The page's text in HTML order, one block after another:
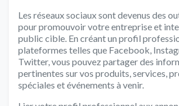
Les réseaux sociaux sont devenus des
pour promouvoir votre entreprise et
public cible. En créant un profil
plateformes telles que Facebook,
Twitter, vous pouvez partager des
pertinentes sur vos produits, services,
spéciales et événements à venir.